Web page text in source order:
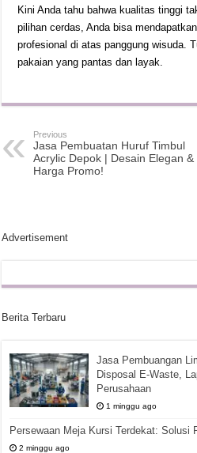
Kini Anda tahu bahwa kualitas tinggi
pilihan cerdas, Anda bisa
profesional di atas panggung wisuda.
pakaian yang pantas dan layak.
Previous
Jasa Pembuatan Huruf Timbul
Acrylic Depok | Desain Elegan &
Harga Promo!
Advertisement
Berita Terbaru
Jasa Pembuangan
Disposal E-Waste,
Perusahaan
1 minggu ago
Persewaan Meja Kursi Terdekat: Solusi
2 minggu ago